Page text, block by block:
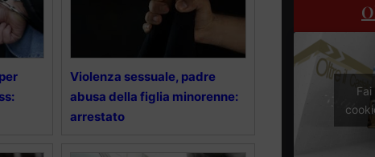
Violenza sessuale, padre
abusa della figlia minorenne:
arrestato